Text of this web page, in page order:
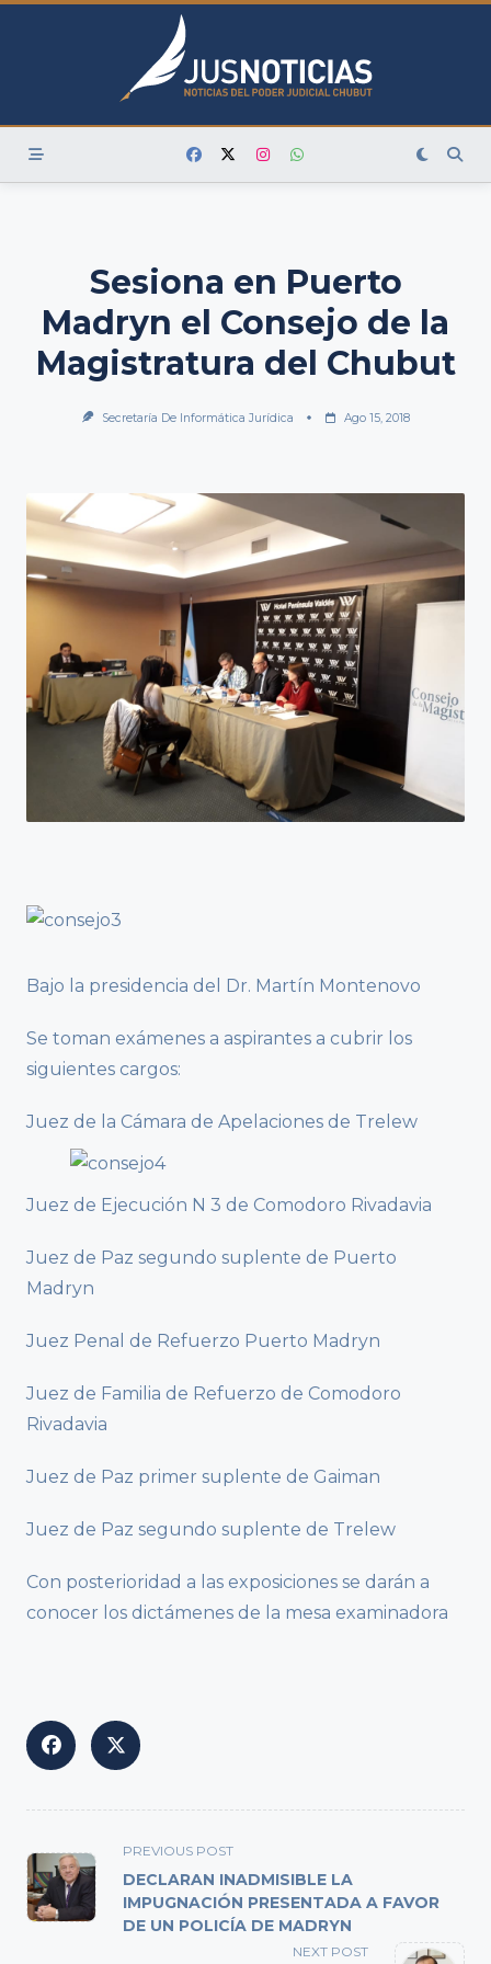
Skip
Sesiona en Puerto
Madryn el Consejo de la
Magistratura del Chubut
Secretaría De Informática Jurídica Ago 15, 2018
Bajo la presidencia del Dr. Martín Montenovo
Se toman exámenes a aspirantes a cubrir los
siguientes cargos:
Juez de la Cámara de Apelaciones de Trelew
Juez de Ejecución N 3 de Comodoro Rivadavia
Juez de Paz segundo suplente de Puerto
Madryn
Juez Penal de Refuerzo Puerto Madryn
Juez de Familia de Refuerzo de Comodoro
Rivadavia
Juez de Paz primer suplente de Gaiman
Juez de Paz segundo suplente de Trelew
Con posterioridad a las exposiciones se darán a
conocer los dictámenes de la mesa examinadora
<span
class="nav-
subtitle
screen-
PREVIOUS POST
DECLARAN INADMISIBLE LA
IMPUGNACIÓN PRESENTADA A FAVOR
DE UN POLICÍA DE MADRYN
NEXT POST